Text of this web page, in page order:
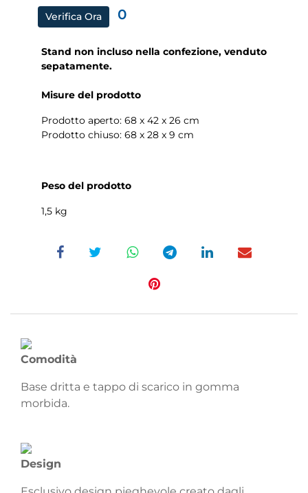
Verifica Ora 0
Stand non incluso nella confezione, venduto
sepatamente.
Misure del prodotto
Prodotto aperto: 68 x 42 x 26 cm
Prodotto chiuso: 68 x 28 x 9 cm
Peso del prodotto
1,5 kg
Comodità
Base dritta e tappo di scarico in gomma
morbida.
Design